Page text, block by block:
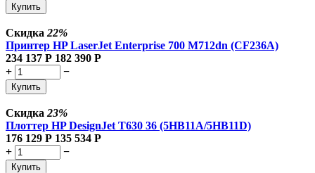
Купить
Скидка 22%
Принтер HP LaserJet Enterprise 700 M712dn (CF236A)
234 137 Р 182 390 Р
+
−
Купить
Скидка 23%
Плоттер HP DesignJet T630 36 (5HB11A/5HB11D)
176 129 Р 135 534 Р
+
−
Купить